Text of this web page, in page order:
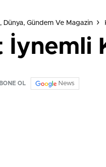
Gündem Ve Magazin
İynemli
OL News